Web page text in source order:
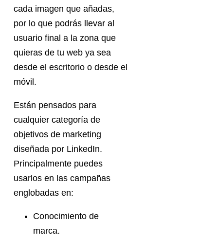
cada imagen que añadas,
por lo que podrás llevar al
usuario final a la zona que
quieras de tu web ya sea
desde el escritorio o desde el
móvil.
Están pensados para
cualquier categoría de
objetivos de marketing
diseñada por LinkedIn.
Principalmente puedes
usarlos en las campañas
englobadas en:
Conocimiento de
marca.